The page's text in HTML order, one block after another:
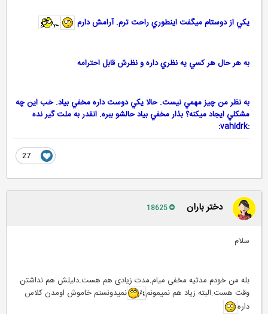
يكي از دوستام ميگفت اينطوري راحت ترم. آرامش دارم
به هر حال هر كسي يه نظري داره و نظرش قابل احترامه
به نظر من چيز مهمي نيست. حالا يكي دوست داره مخفي بياد. خب اين چه
مشكلي ايجاد ميكنه؟ بذار مخفي بياد حالشو ببره. انقدر به ملت گير نده
دختر باران
سلام
بله من خودم مدتیه مخفی میام.مدت زیادی هم هست.دلیلش هم نداشتن
وقت هست.البته زیاد هم نمیمونم
نمیدونستم خاموش اومدن کلاس
داره